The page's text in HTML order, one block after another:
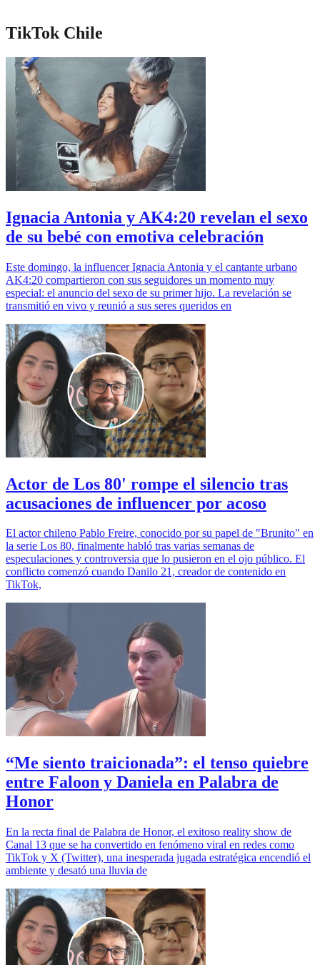
TikTok Chile
Ignacia Antonia y AK4:20 revelan el sexo
de su bebé con emotiva celebración
Este domingo, la influencer Ignacia Antonia y el cantante urbano
AK4:20 compartieron con sus seguidores un momento muy
especial: el anuncio del sexo de su primer hijo. La revelación se
transmitió en vivo y reunió a sus seres queridos en
Actor de Los 80' rompe el silencio tras
acusaciones de influencer por acoso
El actor chileno Pablo Freire, conocido por su papel de "Brunito" en
la serie Los 80, finalmente habló tras varias semanas de
especulaciones y controversia que lo pusieron en el ojo público. El
conflicto comenzó cuando Danilo 21, creador de contenido en
TikTok,
“Me siento traicionada”: el tenso quiebre
entre Faloon y Daniela en Palabra de
Honor
En la recta final de Palabra de Honor, el exitoso reality show de
Canal 13 que se ha convertido en fenómeno viral en redes como
TikTok y X (Twitter), una inesperada jugada estratégica encendió el
ambiente y desató una lluvia de